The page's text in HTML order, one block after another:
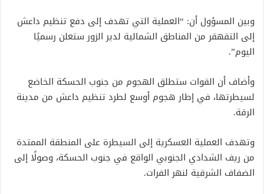
وبين المسؤول أن: “العملية التي تهدف إلى دفع تنظيم داعش
إلى التقهقر من المناطق الشمالية لدير الزور ستعلن رسميًا
اليوم”.
وأضاف أن القوات ستطلق الهجوم من جنوب الحسكة الخاضع
لسيطرتها، في إطار هجوم أوسع لطرد تنظيم داعش من مدينة
الرقة.
وتهدف العملية العسكرية إلى السيطرة على المنطقة الممتدة
من ريف الشدادي الجنوبي الواقع في جنوب الحسكة، وصولًا إلى
الضفاف الشرقية لنهر الفرات.